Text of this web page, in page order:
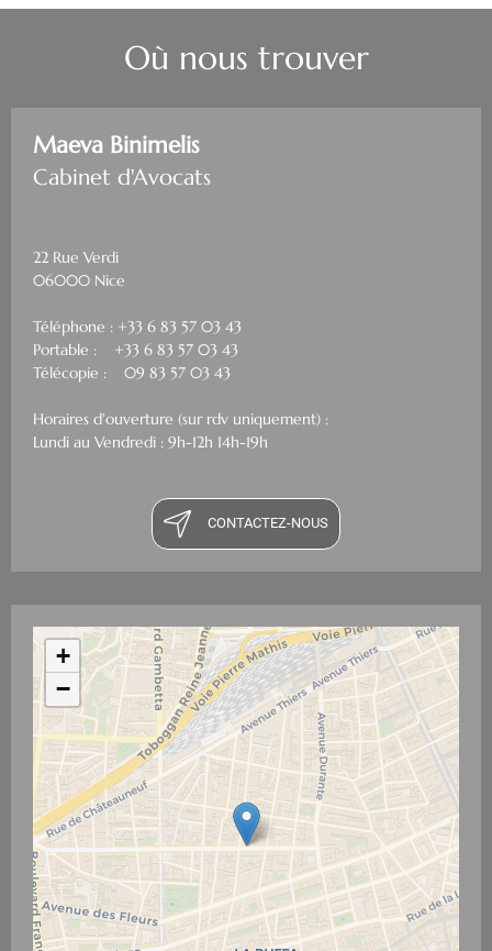
Où nous trouver
Maeva Binimelis
Cabinet d'Avocats
22 Rue Verdi
06000 Nice
Téléphone : +33 6 83 57 03 43
Portable : +33 6 83 57 03 43
Télécopie : 09 83 57 03 43
Horaires d'ouverture (sur rdv uniquement) :
Lundi au Vendredi : 9h-12h 14h-19h
CONTACTEZ-NOUS
+
−